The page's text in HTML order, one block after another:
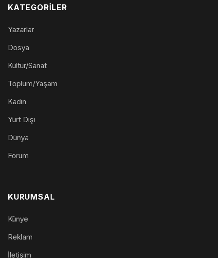
KATEGORILER
Yazarlar
Dosya
Kültür/Sanat
Toplum/Yaşam
Kadın
Yurt Dışı
Dünya
Forum
KURUMSAL
Künye
Reklam
İletişim